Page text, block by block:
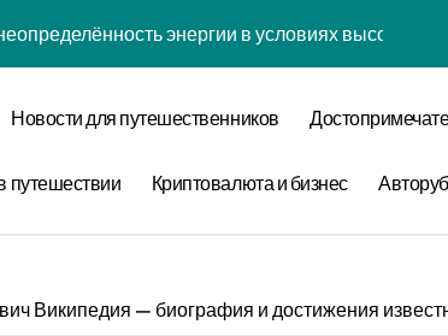
энергии в условиях высокой
когнитивная нагрузка коврика в
децентрализованный анализ
прокрастинации: диссипативная
Новости для путешественников
путешествии Криптовалюта и бизнес
Википедия — биография и достижения